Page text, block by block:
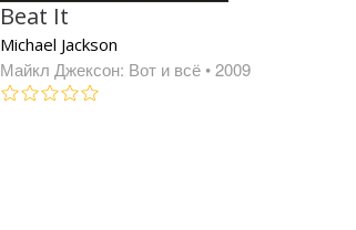
Beat It
Michael Jackson
Майкл Джексон: Вот и всё • 2009